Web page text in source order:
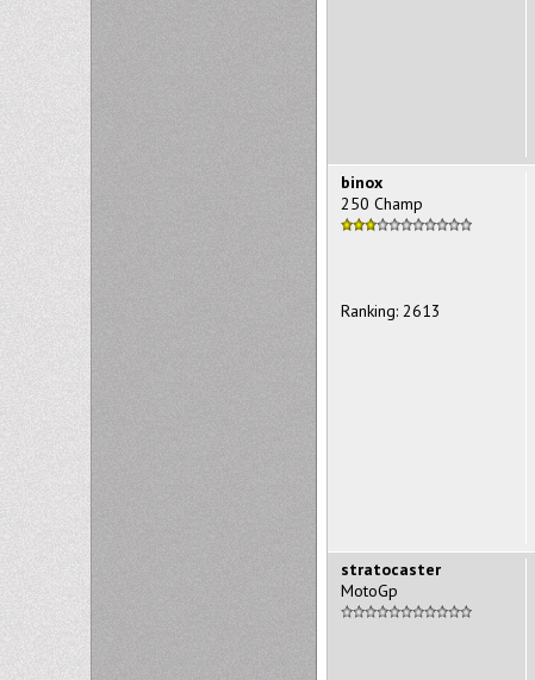
binox
250 Champ
Ranking: 2613
stratocaster
MotoGp